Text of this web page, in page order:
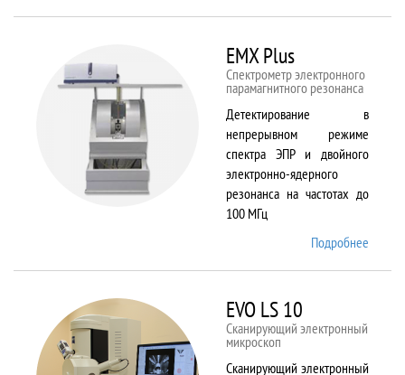
EMX Plus
Спектрометр электронного
парамагнитного резонанса
Детектирование в
непрерывном режиме
спектра ЭПР и двойного
электронно-ядерного
резонанса на частотах до
100 МГц
Подробнее
EVO LS 10
Сканирующий электронный
микроскоп
Сканирующий электронный